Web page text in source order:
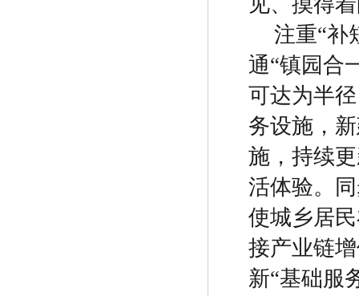
注重“补
通“镇园合
可达为半
务设施，
施，持续
活体验。
使城乡居
接产业链
新“基础服